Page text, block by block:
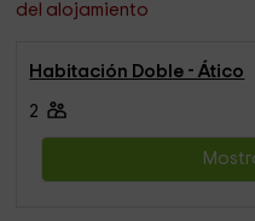
del alojamiento
Habitación Doble - Ático
2